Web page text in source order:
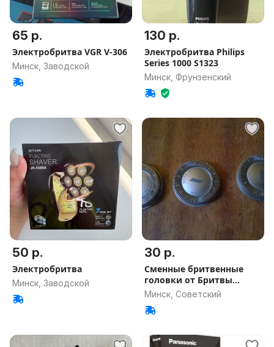
65 р.
Электробритва VGR V-306
Минск, Заводской
130 р.
Электробритва Philips
Series 1000 S1323
Минск, Фрунзенский
50 р.
Электробритва
Минск, Заводской
30 р.
Сменные бритвенные
головки от Бритвы
Philips 2830
Минск, Советский